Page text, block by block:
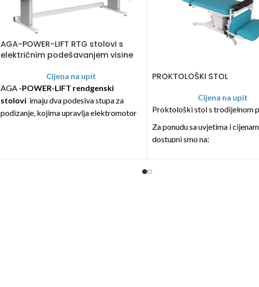
AGA-POWER-LIFT RTG stolovi s
električnim podešavanjem visine
Cijena na upit
AGA -POWER-LIFT rendgenski
stolovi imaju dva podesiva stupa za
podizanje, kojima upravlja elektromotor
PROKTOLOŠKI STOL
Cijena na upit
Proktološki stol s trodijelnom
Za ponudu sa uvjetima i
dostupni smo na:
nabava@bolster.hr i tel +385 1